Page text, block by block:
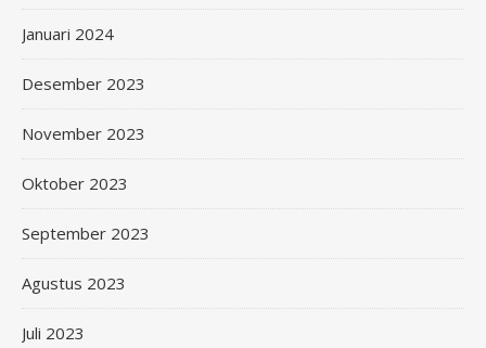
Januari 2024
Desember 2023
November 2023
Oktober 2023
September 2023
Agustus 2023
Juli 2023